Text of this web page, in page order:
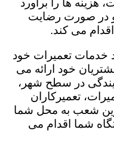
هزینه ها را برآورد
و در صورت رضایت
می کند.
خدمات تعمیرات خود
خود ارائه می
در سطح شهر،
تعمیرکاران
شعب به محل شما
شما اقدام می